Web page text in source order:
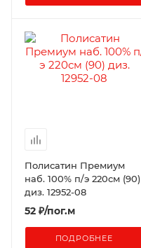
Полисатин Премиум
наб. 100% п/э 220см (90)
диз. 12952-08
52 ₽/пог.м
ПОДРОБНЕЕ